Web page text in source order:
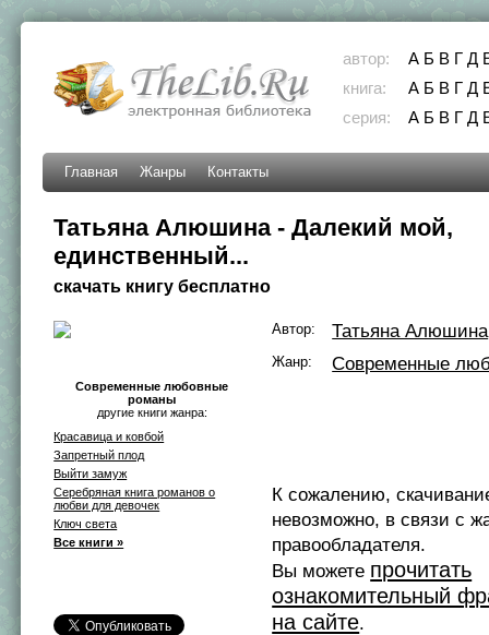
автор: А Б В Г Д
книга:
А Б В Г Д
серия:
А Б В Г Д
Главная Жанры Контакты
Татьяна Алюшина - Далекий мой,
единственный...
скачать книгу бесплатно
Современные любовные
романы
другие книги жанра:
Красавица и ковбой
Запретный плод
Выйти замуж
Серебряная книга романов о
любви для девочек
Ключ света
Все книги »
Автор: Татьяна Алюшина
Жанр: Современные
К сожалению,
невозможно, в связи с
правообладателя.
Вы можете прочитать
ознакомительный
на сайте.